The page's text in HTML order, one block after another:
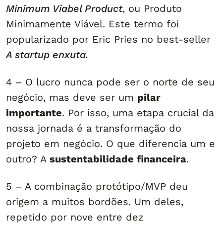
Minimum Viabel Product, ou Produto
Minimamente Viável. Este termo foi
popularizado por Eric Pries no best-seller
A startup enxuta.
4 – O lucro nunca pode ser o norte de seu
negócio, mas deve ser um pilar
importante. Por isso, uma etapa crucial da
nossa jornada é a transformação do
projeto em negócio. O que diferencia um e
outro? A sustentabilidade financeira.
5 – A combinação protótipo/MVP deu
origem a muitos bordões. Um deles,
repetido por nove entre dez